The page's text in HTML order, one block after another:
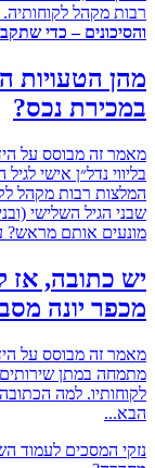
מקהל לקוחותיה.כל
– כדי שתקבלו
הטעויות
נכס?
מבוסס על הידע
נדל״ן אישי לגיל
רבות מקהל
השלישי (ובני
אותם מראש? על כך
אז למה
יונה מסביר
זה מבוסס על הידע
במתן שירותים
למה הכתובה היא
לעמוד השדרה: